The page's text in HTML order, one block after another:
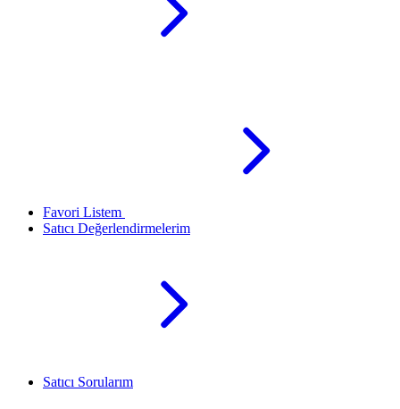
Favori Listem
Satıcı Değerlendirmelerim
Satıcı Sorularım